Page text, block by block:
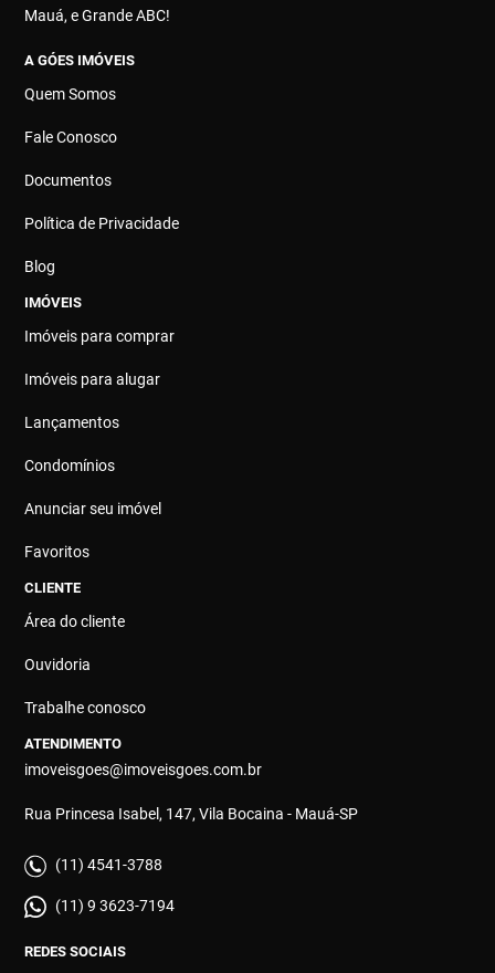
Mauá, e Grande ABC!
A GÓES IMÓVEIS
Quem Somos
Fale Conosco
Documentos
Política de Privacidade
Blog
IMÓVEIS
Imóveis para comprar
Imóveis para alugar
Lançamentos
Condomínios
Anunciar seu imóvel
Favoritos
CLIENTE
Área do cliente
Ouvidoria
Trabalhe conosco
ATENDIMENTO
imoveisgoes@imoveisgoes.com.br
Rua Princesa Isabel, 147, Vila Bocaina - Mauá-SP
(11) 4541-3788
(11) 9 3623-7194
REDES SOCIAIS